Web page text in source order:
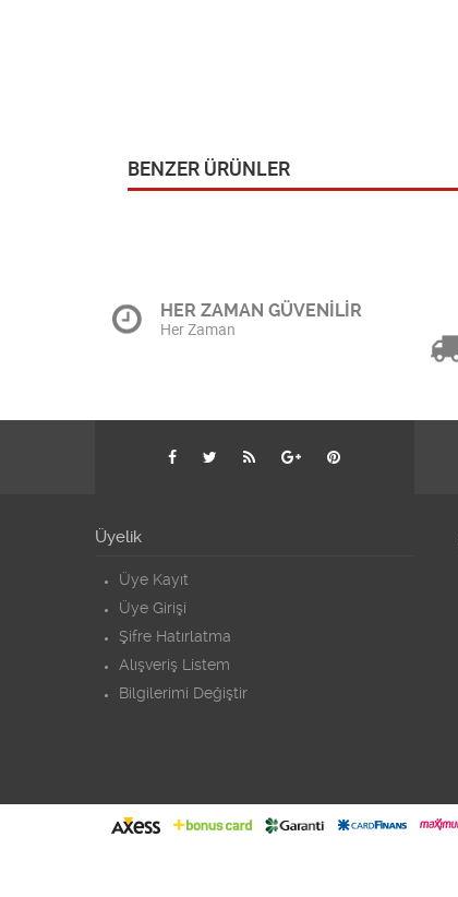
BENZER ÜRÜNLER
HER ZAMAN GÜVENİLİR
Her Zaman
Üyelik
Üye Kayıt
Üye Girişi
Şifre Hatırlatma
Alışveriş Listem
Bilgilerimi Değiştir